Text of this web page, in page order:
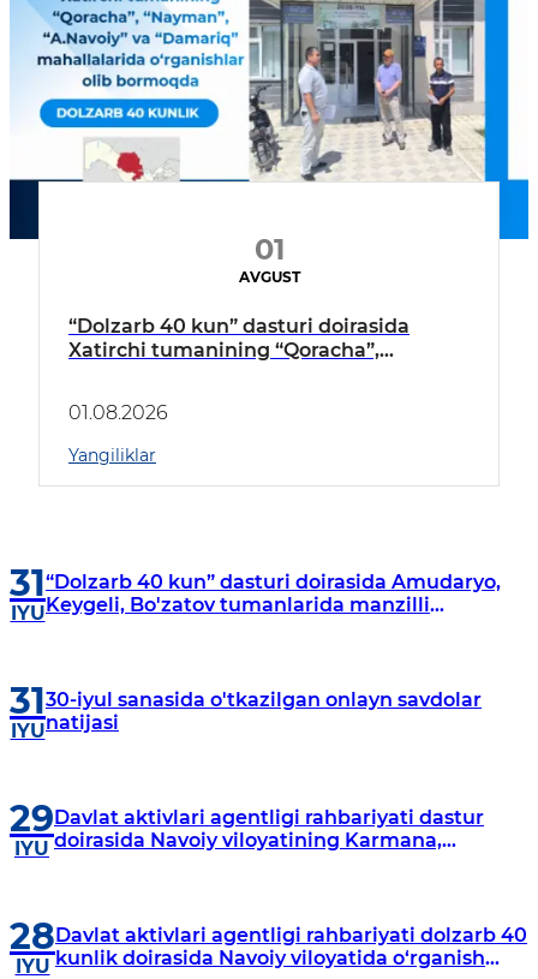
01
AVGUST
“Dolzarb 40 kun” dasturi doirasida
Xatirchi tumanining “Qoracha”,
borildi
01.08.2026
Yangiliklar
31
IYU
“Dolzarb 40 kun” dasturi doirasida Amudaryo,
Keygeli, Bo'zatov tumanlarida manzilli
31
IYU
30-iyul sanasida o'tkazilgan onlayn savdolar
natijasi
29
IYU
Davlat aktivlari agentligi rahbariyati dastur
doirasida Navoiy viloyatining Karmana,
28
IYU
Davlat aktivlari agentligi rahbariyati dolzarb 40
kunlik doirasida Navoiy viloyatida o‘rganish